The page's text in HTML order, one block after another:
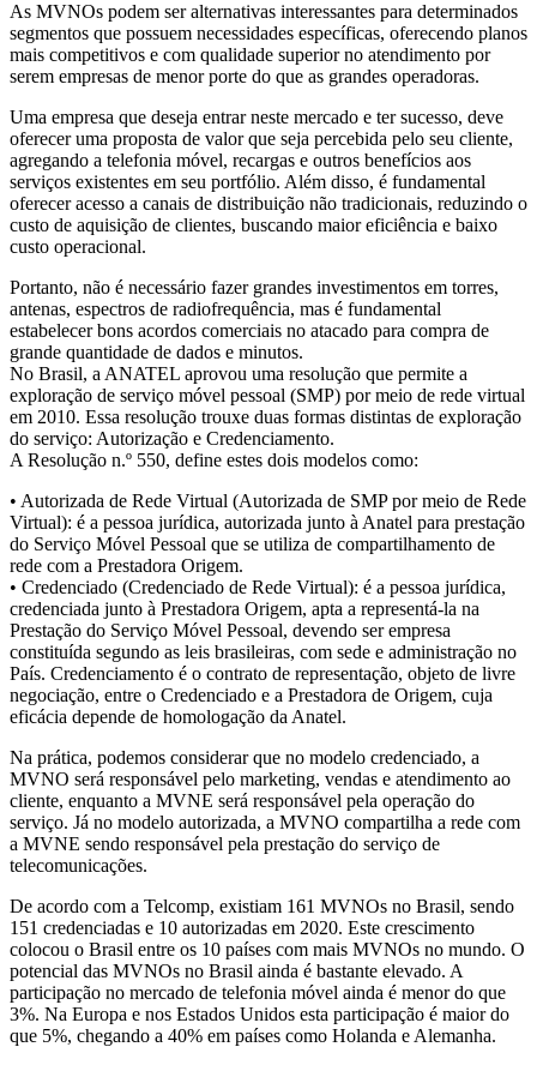
As MVNOs podem ser alternativas interessantes para determinados
segmentos que possuem necessidades específicas, oferecendo planos
mais competitivos e com qualidade superior no atendimento por
serem empresas de menor porte do que as grandes operadoras.
Uma empresa que deseja entrar neste mercado e ter sucesso, deve
oferecer uma proposta de valor que seja percebida pelo seu cliente,
agregando a telefonia móvel, recargas e outros benefícios aos
serviços existentes em seu portfólio. Além disso, é fundamental
oferecer acesso a canais de distribuição não tradicionais, reduzindo o
custo de aquisição de clientes, buscando maior eficiência e baixo
custo operacional.
Portanto, não é necessário fazer grandes investimentos em torres,
antenas, espectros de radiofrequência, mas é fundamental
estabelecer bons acordos comerciais no atacado para compra de
grande quantidade de dados e minutos.
No Brasil, a ANATEL aprovou uma resolução que permite a
exploração de serviço móvel pessoal (SMP) por meio de rede virtual
em 2010. Essa resolução trouxe duas formas distintas de exploração
do serviço: Autorização e Credenciamento.
A Resolução n.º 550, define estes dois modelos como:
• Autorizada de Rede Virtual (Autorizada de SMP por meio de Rede
Virtual): é a pessoa jurídica, autorizada junto à Anatel para prestação
do Serviço Móvel Pessoal que se utiliza de compartilhamento de
rede com a Prestadora Origem.
• Credenciado (Credenciado de Rede Virtual): é a pessoa jurídica,
credenciada junto à Prestadora Origem, apta a representá-la na
Prestação do Serviço Móvel Pessoal, devendo ser empresa
constituída segundo as leis brasileiras, com sede e administração no
País. Credenciamento é o contrato de representação, objeto de livre
negociação, entre o Credenciado e a Prestadora de Origem, cuja
eficácia depende de homologação da Anatel.
Na prática, podemos considerar que no modelo credenciado, a
MVNO será responsável pelo marketing, vendas e atendimento ao
cliente, enquanto a MVNE será responsável pela operação do
serviço. Já no modelo autorizada, a MVNO compartilha a rede com
a MVNE sendo responsável pela prestação do serviço de
telecomunicações.
De acordo com a Telcomp, existiam 161 MVNOs no Brasil, sendo
151 credenciadas e 10 autorizadas em 2020. Este crescimento
colocou o Brasil entre os 10 países com mais MVNOs no mundo. O
potencial das MVNOs no Brasil ainda é bastante elevado. A
participação no mercado de telefonia móvel ainda é menor do que
3%. Na Europa e nos Estados Unidos esta participação é maior do
que 5%, chegando a 40% em países como Holanda e Alemanha.